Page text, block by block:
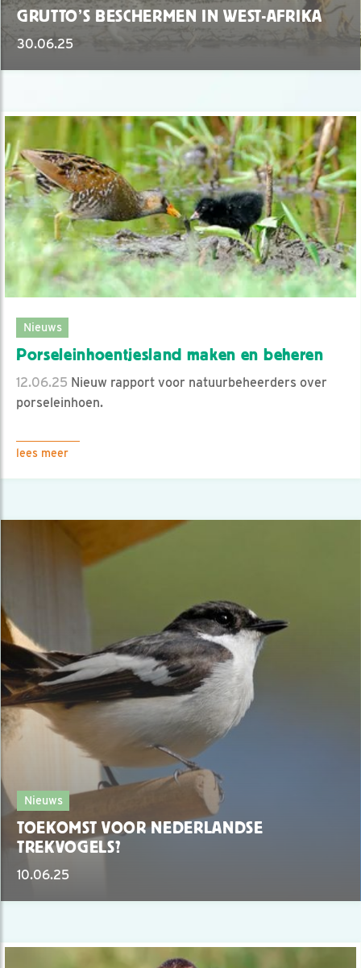
GRUTTO’S BESCHERMEN IN WEST-AFRIKA
30.06.25
Nieuws
Porseleinhoentjesland maken en beheren
12.06.25 Nieuw rapport voor natuurbeheerders over
porseleinhoen.
lees meer
Nieuws
TOEKOMST VOOR NEDERLANDSE
TREKVOGELS?
10.06.25